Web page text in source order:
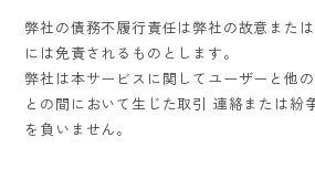
弊社の債務不履行責任は弊社の故意また
には免責されるものとします。
弊社は本サービスに関してユーザーと他
との間において生じた取引 連絡または紛
を負いません。